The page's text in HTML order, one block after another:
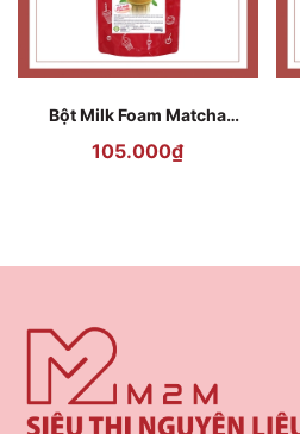
Bột Milk Foam Matcha
Foam Powder)
105.000₫